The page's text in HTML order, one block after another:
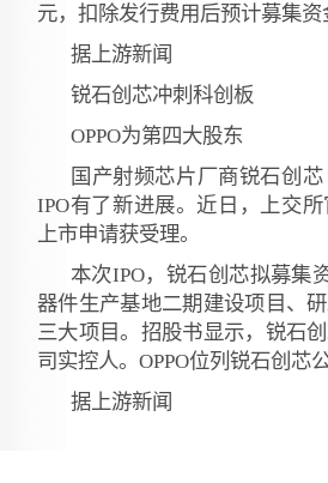
元，扣除发行费用后预计募集资
据上游新闻
锐石创芯冲刺科创板
OPPO为第四大股东
国产射频芯片厂商锐石创
IPO有了新进展。近日，上交
上市申请获受理。
本次IPO，锐石创芯拟募集
器件生产基地二期建设项目、
三大项目。招股书显示，锐石
司实控人。OPPO位列锐石创芯
据上游新闻